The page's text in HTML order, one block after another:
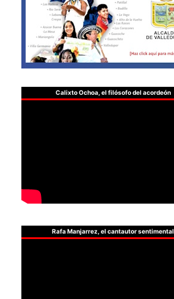
Calixto Ochoa, el filósofo del acordeón
Rafa Manjarrez, el cantautor sentimental